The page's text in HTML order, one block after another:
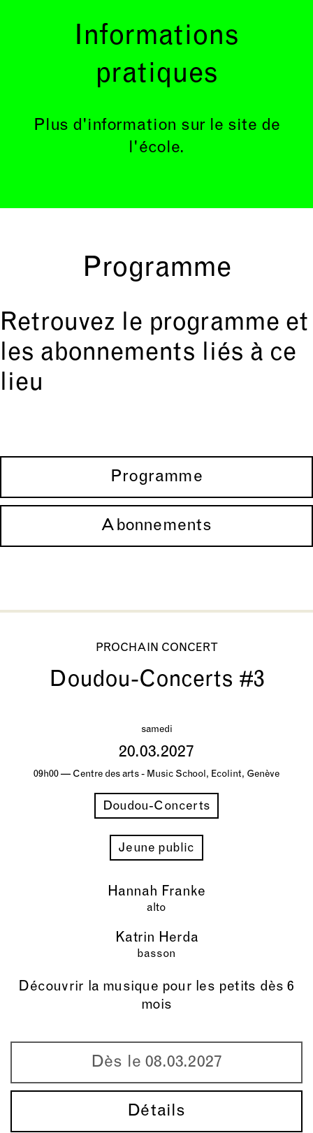
Informations
pratiques
Plus d'information sur le site de
l'école.
Programme
Retrouvez le programme et
les abonnements liés à ce
lieu
Programme
Abonnements
PROCHAIN CONCERT
Doudou-Concerts #3
Dès le 08.03.2027
Détails
samedi
20.03.2027
09h00 — Centre des arts - Music School, Ecolint, Genève
Doudou-Concerts
Jeune public
Hannah Franke
alto
Katrin Herda
basson
Découvrir la musique pour les petits dès 6
mois